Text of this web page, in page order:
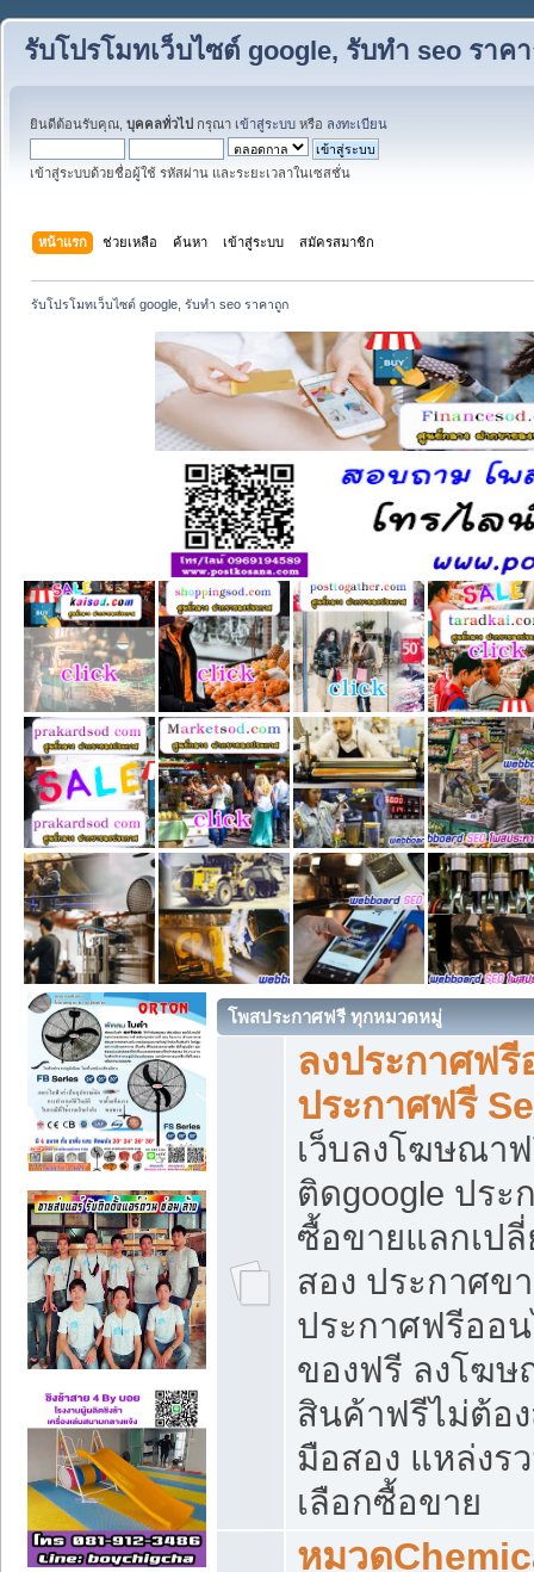
รับโปรโมทเว็บไซต์ google, รับทำ seo ราค
ยินดีต้อนรับคุณ, บุคคลทั่วไป กรุณา เข้าสู่ระบบ หรือ ลงทะเบียน
เข้าสู่ระบบด้วยชื่อผู้ใช้ รหัสผ่าน และระยะเวลาในเซสชั่น
หน้าแรก ช่วยเหลือ ค้นหา เข้าสู่ระบบ สมัครสมาชิก
รับโปรโมทเว็บไซต์ google, รับทำ seo ราคาถูก
โพสประกาศฟรี ทุกหมวดหมู่
ลงประกาศฟ
ประกาศฟรี
เว็บลงโฆษณา
ติดgoogle ปร
ซื้อขายแลกเป
สอง ประกาศข
ประกาศฟรีออ
ของฟรี ลงโฆ
สินค้าฟรีไม่ต้อ
มือสอง แหล่งร
เลือกซื้อขาย
หมวด